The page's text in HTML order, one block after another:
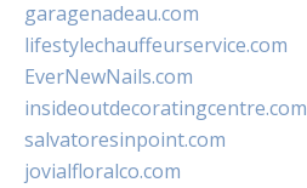
garagenadeau.com
lifestylechauffeurservice.com
EverNewNails.com
insideoutdecoratingcentre.com
salvatoresinpoint.com
jovialfloralco.com